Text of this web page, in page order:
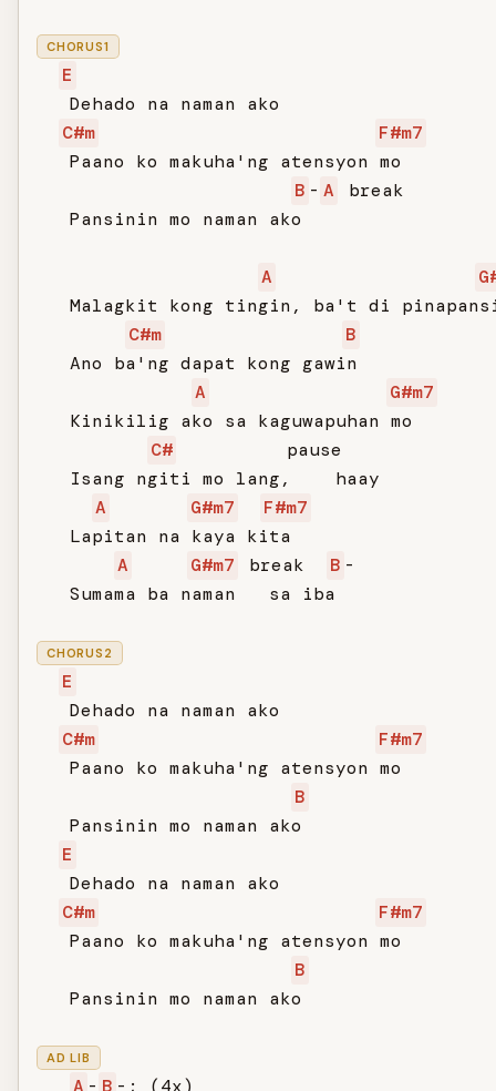
CHORUS1
E
   Dehado na naman ako
C#m
F#m7
   Paano ko makuha'ng atensyon mo
B - A
break
   Pansinin mo naman ako
A
Malagkit kong tingin, ba't di
C#m
B
   Ano ba'ng dapat kong gawin
A
G#m7
   Kinikilig ako sa kaguwapuhan mo
C#
          pause
   Isang ngiti mo lang,    haay
A
G#m7
F#m7
   Lapitan na kaya kita
A
G#m7 break B -
   Sumama ba naman   sa iba
CHORUS2
E
   Dehado na naman ako
C#m
F#m7
   Paano ko makuha'ng atensyon mo
B
   Pansinin mo naman ako
E
   Dehado na naman ako
C#m
F#m7
   Paano ko makuha'ng atensyon mo
B
   Pansinin mo naman ako
AD LIB
A - B -; (4x)